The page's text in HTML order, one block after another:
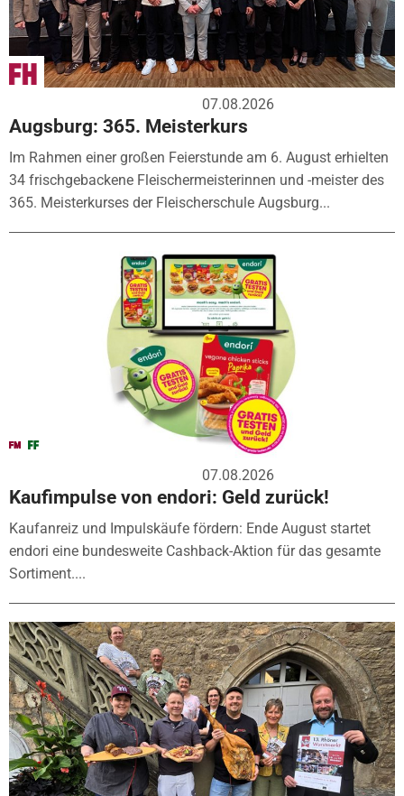
07.08.2026
Augsburg: 365. Meisterkurs
Im Rahmen einer großen Feierstunde am 6. August erhielten
34 frischgebackene Fleischermeisterinnen und -meister des
365. Meisterkurses der Fleischerschule Augsburg...
07.08.2026
Kaufimpulse von endori: Geld zurück!
Kaufanreiz und Impulskäufe fördern: Ende August startet
endori eine bundesweite Cashback-Aktion für das gesamte
Sortiment....